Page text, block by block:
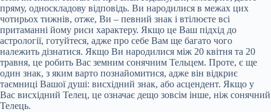
пряму, односкладову відповідь. Ви народилися в межах цих
чотирьох тижнів, отже, Ви – певний знак і втілюєте всі
притаманні йому риси характеру. Якщо це Ваш підхід до
астрології, готуйтеся, адже про себе Вам ще багато чого
належить дізнатися. Якщо Ви народилися між 20 квітня та 20
травня, це робить Вас земним сонячним Тельцем. Проте, є ще
один знак, з яким варто познайомитися, адже він відкриє
таємниці Вашої душі: висхідний знак, або асцендент. Якщо у
Вас висхідний Телец, це означає дещо зовсім інше, ніж сонячний
Телець.